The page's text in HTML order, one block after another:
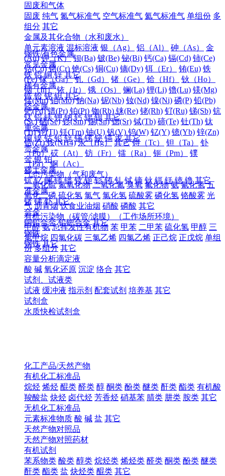
固废和气体
固废 纯气 氮气标准气 空气标准气 氦气标准气 单组份 多
组分 其它
金属及其化合物（水和废水）
单元素溶液 混标溶液 银（Ag） 铝（Al） 砷（As）
金
(Au) 钾（K） 钡(Ba) 铍(Be) 铋(Bi) 钙(Ca) 镉(Cd) 铈(Ce)
钴(Co) 铬(Cr) 铯(Cs) 铜(Cu) 镝(Dy) 铒（Er） 铕(Eu) 铁
(Fe) 镓（Ga） 钆（Gd） 锗（Ge） 铪（Hf）
钬（Ho）
铟（In） 铱（Ir） 锇（Os） 镧(La) 锂(Li) 镥(Lu) 镁(Mg)
锰(Mn) 钼(Mo) 钠(Na) 铌(Nb) 钕(Nd) 镍(Ni) 磷(P) 铅(Pb)
钯(Pd) 镨(Pr) 铂(Pt) 铷(Rb) 铼(Re) 铑(Rh) 钌(Ru) 锑(Sb) 钪
(Sc) 硒(Se) 钐(Sm) 锡(Sn) 锶(Sr) 铽(Tb) 碲(Te) 钍(Th) 钛
(Ti) 铊(Tl) 铥(Tm) 铀(U) 钒(V) 钨(W) 钇(Y) 镱(Yb) 锌(Zn)
锆(Zr) 铵(NH4) 汞（Hg） 其它 锝（Tc） 钽（Ta）
钋
（Po） 砹（At） 钫（Fr） 镭（Ra） 钷（Pm）
镤
（Pa） 锕（Ac）
气态污染物（气和废气）
二氧化硫 氮氧化物 二氧化氮 臭氧 氟化物 氨 氰化氢 五
氧化二磷 硫化氢 氯气 氯化氢 硫酸雾 磷化氢 铬酸雾 光
气 沥青烟 饮食业油烟 硝酸 磷酸 其它
有机污染物（碳管/滤膜）（工作场所环境）
甲醛 氨 总挥发性有机物 苯 甲苯 二甲苯 硫化氢 甲醇 三
氯甲烷 四氯化碳 三氯乙烯 四氯乙烯 正己烷 正戊烷 单组
份 多组分 其它
容量分析滴定液
酸 碱 氧化还原 沉淀 络合 其它
试剂、试液类
试液 缓冲液 指示剂 配套试剂 培养基 其它
试剂盒
水质快检试剂盒
钢铁/有色金属
常见金属
铁 铝 铜 锌 其它
稀有金属
锆 铪 铌 钽 其它
轻金属
钛 铝 镁 钾 钠 钙 锶 钡 其它
重金属
铜 镍 钴 铅 锌 锡 锑 铋 镉 汞 其它
贵金属
金 银 铂
稀土金属
钪 钇 镧 铈 镨 钕 钷 钐 铕 钆 铽 镝 钬 铒 铥 镱 镥 其它
准金属
锗 锑 钋 其它
合金
铜铅合金 铅钯合金 其它
钢铁
钢铁 其它
化工产品/天然产物
有机化工标准品
烷烃 烯烃 醌类 醛类 醇 酮类 酚类 醚类 酐类 酯类 有机酸
羧酸盐 炔烃 卤代烃 芳香烃 硝基苯 腈类 肼类 胺类 其它
无机化工标准品
元素标准物质 酸 碱 盐 其它
天然产物对照品
天然产物对照药材
有机试剂
苯系物类 酸类 醇类 烷烃类 烯烃类 醛类 酮类 酚类 醚类
酐类 酯类 盐 炔烃类 醌类 其它